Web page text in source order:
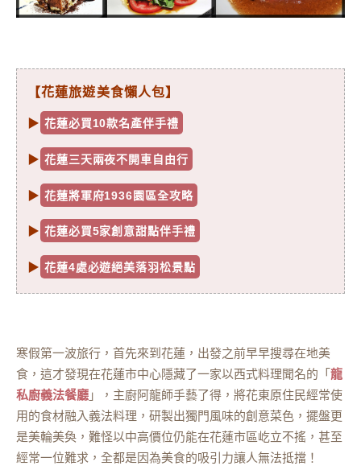
【花蓮旅遊美食懶人包】
▶ 花蓮必買10款名產伴手禮
▶ 花蓮三天兩夜不開車自由行
▶ 花蓮將軍府1936園區全攻略
▶ 花蓮必買5家創意甜點伴手禮
▶ 花蓮4處必遊絕美落羽松景點
寒假第一波旅行，首先來到花蓮，出發之前早早搜尋在地美
食，這才發現在花蓮市中心隱藏了一家以西式料理聞名的「龍
私廚義法餐廳 」，主廚阿龍師手藝了得，將花東原住民經常使
用的食材融入義法料理，研製出獨門風味的創意菜色，擺盤更
是美輪美奐，難怪以中高價位仍能在花蓮市區屹立不搖，甚至
經常一位難求，全都是因為美食的吸引力讓人無法抵擋！